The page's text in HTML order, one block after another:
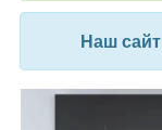
Наш сайт